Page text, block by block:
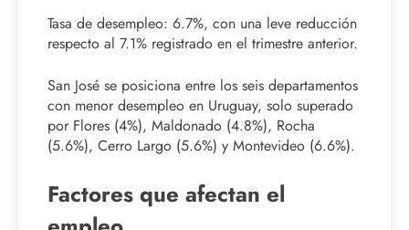
Tasa de desempleo: 6.7%, con una leve reducción
respecto al 7.1% registrado en el trimestre anterior.
San José se posiciona entre los seis departamentos
con menor desempleo en Uruguay, solo superado
por Flores (4%), Maldonado (4.8%), Rocha
(5.6%), Cerro Largo (5.6%) y Montevideo (6.6%).
Factores que afectan el